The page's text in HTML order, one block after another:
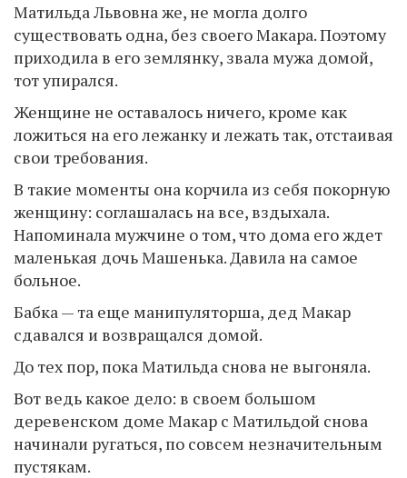
Матильда Львовна же, не могла долго
существовать одна, без своего Макара. Поэтому
приходила в его землянку, звала мужа домой,
тот упирался.
Женщине не оставалось ничего, кроме как
ложиться на его лежанку и лежать так, отстаивая
свои требования.
В такие моменты она корчила из себя покорную
женщину: соглашалась на все, вздыхала.
Напоминала мужчине о том, что дома его ждет
маленькая дочь Машенька. Давила на самое
больное.
Бабка — та еще манипуляторша, дед Макар
сдавался и возвращался домой.
До тех пор, пока Матильда снова не выгоняла.
Вот ведь какое дело: в своем большом
деревенском доме Макар с Матильдой снова
начинали ругаться, по совсем незначительным
пустякам.